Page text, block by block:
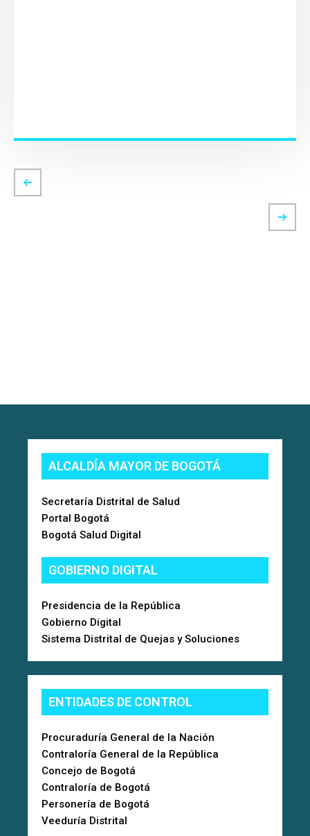
ALCALDÍA MAYOR DE BOGOTÁ
Secretaría Distrital de Salud
Portal Bogotá
Bogotá Salud Digital
GOBIERNO DIGITAL
Presidencia de la República
Gobierno Digital
Sistema Distrital de Quejas y Soluciones
ENTIDADES DE CONTROL
Procuraduría General de la Nación
Contraloría General de la República
Concejo de Bogotá
Contraloría de Bogotá
Personería de Bogotá
Veeduría Distrital